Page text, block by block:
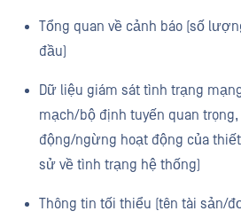
Tổng quan về cảnh báo (số
đầu)
Dữ liệu giám sát tình trạng
mạch/bộ định tuyến quan
động/ngừng hoạt động của
sử về tình trạng hệ thống)
Thông tin tối thiểu (tên tài sản/